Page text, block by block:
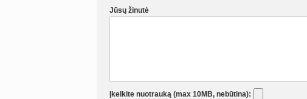
Jūsų žinutė
Įkelkite nuotrauką (max 10MB, nebūtina):